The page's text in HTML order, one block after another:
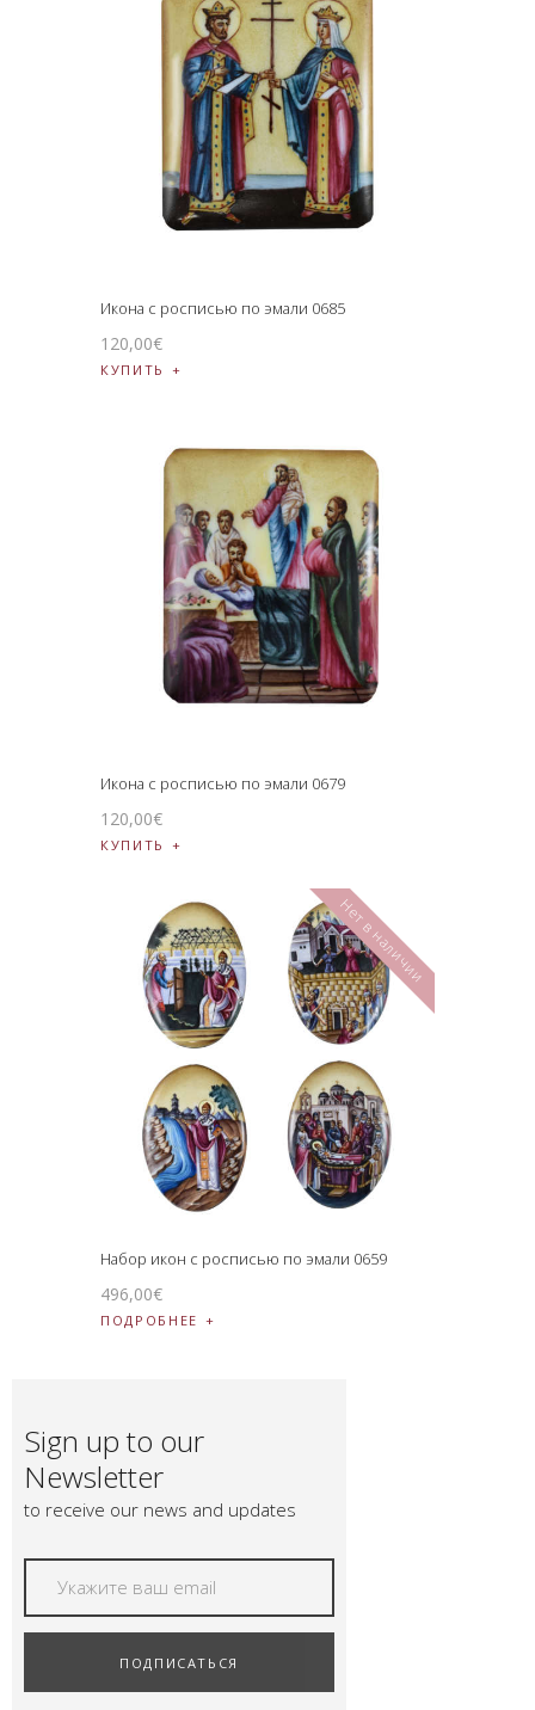
Икона с росписью по эмали 0685
120,00€
КУПИТЬ
Икона с росписью по эмали 0679
120,00€
КУПИТЬ
Нет в наличии
Набор икон с росписью по эмали 0659
496,00€
ПОДРОБНЕЕ
Sign up to our
Newsletter
to receive our news and updates
ПОДПИСАТЬСЯ